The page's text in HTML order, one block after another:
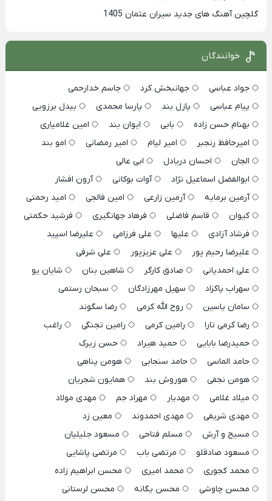
گلچین آهنگ های جدید سیران عثمان 1405
خوانندگان
جواد عباسی جهانبخش کرد
جاسم خدارحمی
پیام عباسی
پازل بند پارسا محمدی
بیدل برزویی
بهنام حسن زاده
بابی ایوان بند
امین غلامیاری
امیرحافظ رنجبر
امیر لیام امیر رمضانی
امو بند
الجان
احسان دریادل
ابی عالی
ابوالفضل اسماعیل نژاد
آوات بوکانی
آرون افشار
آرمین برمایه
آرمین زارعی امین فالجی
امید رحمتی
کیوان
قاسم فاضلی فرهاد جهانگیری
فرشید حکمتی
فرشاد آزادی
علیها علی فرزامی
علیرضا اسپید
علیرضا رحیم پور
علی عزیزپور
علی شرفی
علی احمدیانی
صادق کارگر شاهین بنان
شایان یو
سهراب پاکزاد
سهیل مهرزادگان
سبحان رستمی
سامان یاسین
روح الله کرمی
رضا سگوند
رضا کرمی تارا
رامین کرمی رامین تجنگی
راغب
حمیدرضا بابایی
حمید هیراد
حسن زیرک
حامد الماسی
حامد سنجابی
هومن پناهی
هومن نجفی
هوروش بند
همایون شجریان
میلاد غلامی
مهدیار مهراد جم
مهدی مولاد
مهدی شریفی
مهدی احمدوند
معین زد
مسیح و آرش
مسلم فتاحی
مسعود جلیلیان
مسعود صادقلو
مرتضی باب
مرتضی پاشایی
محمد کجوری
محمد امیری
محسن ابراهیم زاده
محسن چاوشی
محسن یگانه محسن لرستانی